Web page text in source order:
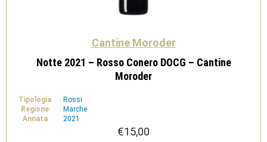
Cantine Moroder
Notte 2021 – Rosso Conero DOCG – Cantine
Moroder
Tipologia
Rossi
Regione
Marche
Annata
2021
€15,00